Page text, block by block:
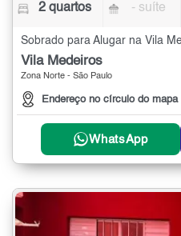
2 quartos - suíte
Sobrado para Alugar na Vila
Vila Medeiros
Zona Norte - São Paulo
Endereço no círculo do mapa
WhatsApp